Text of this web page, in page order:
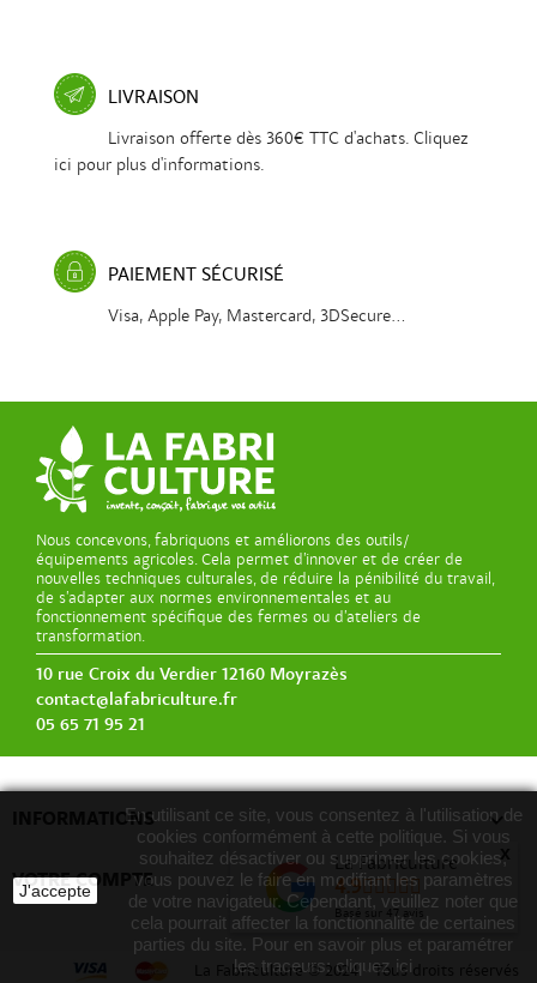
LIVRAISON
Livraison offerte dès 360€ TTC d'achats. Cliquez
ici pour plus d'informations.
PAIEMENT SÉCURISÉ
Visa, Apple Pay, Mastercard, 3DSecure...
Nous concevons, fabriquons et améliorons des outils/
équipements agricoles. Cela permet d’innover et de créer de
nouvelles techniques culturales, de réduire la pénibilité du travail,
de s’adapter aux normes environnementales et au
fonctionnement spécifique des fermes ou d’ateliers de
transformation.
10 rue Croix du Verdier 12160 Moyrazès
contact@lafabriculture.fr
05 65 71 95 21
INFORMATIONS 
VOTRE COMPTE 
J'accepte
En utilisant ce site, vous consentez à l'utilisation de
cookies conformément à cette politique. Si vous
souhaitez désactiver ou supprimer les cookies,
vous pouvez le faire en modifiant les paramètres
de votre navigateur. Cependant, veuillez noter que
cela pourrait affecter la fonctionnalité de certaines
parties du site. Pour en savoir plus et paramétrer
les traceurs: cliquez ici
La Fabriculture©2024 - Tous droits réservés
La Fabriculture
4.9
Basé sur47 avis
x